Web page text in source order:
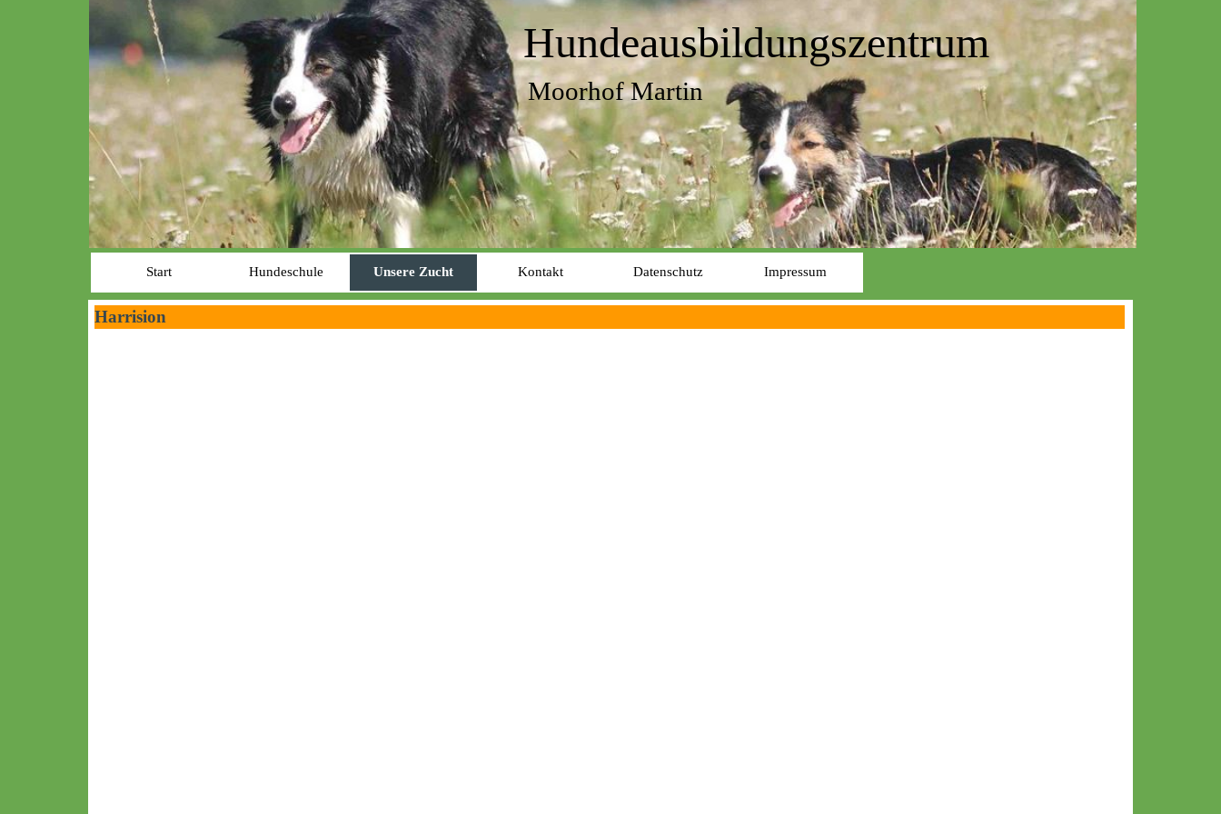
Start Hundeschule Unsere Zucht Kontakt Datenschutz Impressum
Hundeausbildungszentrum
Moorhof Martin
Harrision